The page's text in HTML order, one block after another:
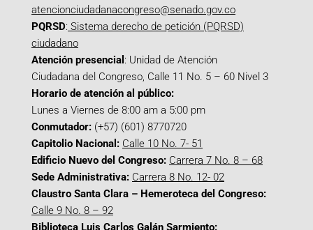
atencionciudadanacongreso@senado.gov.co
PQRSD: Sistema derecho de petición (PQRSD)
ciudadano
Atención presencial : Unidad de Atención
Ciudadana del Congreso, Calle 11 No. 5 – 60 Nivel 3
Horario de atención al público:
Lunes a Viernes de 8:00 am a 5:00 pm
Conmutador: (+57) (601) 8770720
Capitolio Nacional: Calle 10 No. 7- 51
Edificio Nuevo del Congreso: Carrera 7 No. 8 – 68
Sede Administrativa: Carrera 8 No. 12- 02
Claustro Santa Clara – Hemeroteca del Congreso:
Calle 9 No. 8 – 92
Biblioteca Luis Carlos Galán Sarmiento: